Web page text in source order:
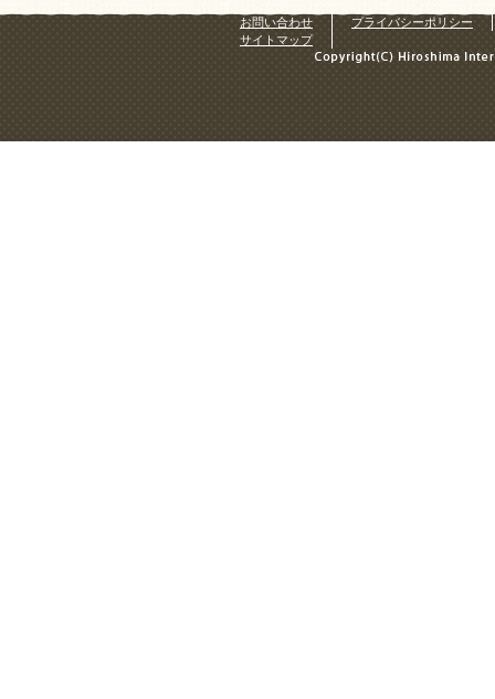
お問い合わせ
プライバシーポリシー
サイトマップ